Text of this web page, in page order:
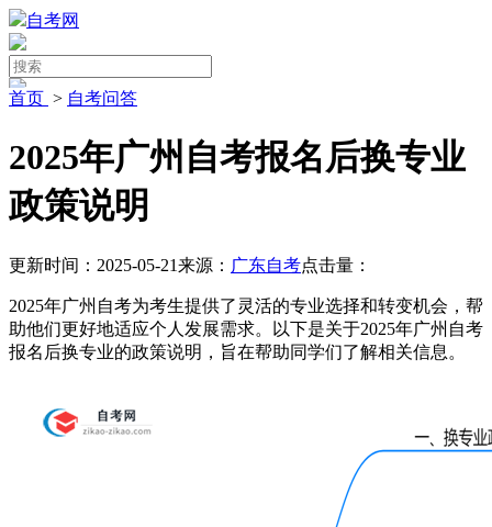
自考网
首页 > 自考问答
2025年广州自考报名后换专业
政策说明
更新时间：2025-05-21来源： 广东自考点击量：
2025年广州自考为考生提供了灵活的专业选择和转变机会，帮
助他们更好地适应个人发展需求。以下是关于2025年广州自考
报名后换专业的政策说明，旨在帮助同学们了解相关信息。